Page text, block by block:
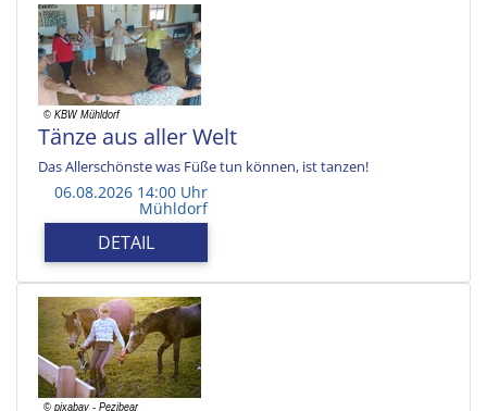
Tänze aus aller Welt
Das Allerschönste was Füße tun können, ist tanzen!
06.08.2026 14:00 Uhr
Mühldorf
DETAIL